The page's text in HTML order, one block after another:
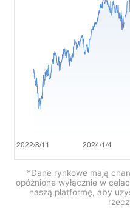
繁體中文
Tiếng việt
Bahasa Indonesia
Bahasa Melayu
*Dane rynkowe mają
opóźnione wyłącznie w
naszą platformę, aby